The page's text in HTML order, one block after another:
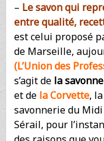
– Le savon qui
entre qualité,
est celui proposé
de Marseille,
(L’Union des
s’agit de la
et de la Corvette,
savonnerie du
Sérail, pour